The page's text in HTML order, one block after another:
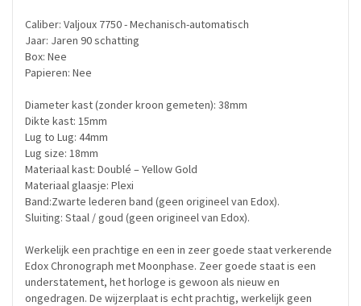
Caliber: Valjoux 7750 - Mechanisch-automatisch
Jaar: Jaren 90 schatting
Box: Nee
Papieren: Nee
Diameter kast (zonder kroon gemeten): 38mm
Dikte kast: 15mm
Lug to Lug: 44mm
Lug size: 18mm
Materiaal kast: Doublé – Yellow Gold
Materiaal glaasje: Plexi
Band:Zwarte lederen band (geen origineel van Edox).
Sluiting: Staal / goud (geen origineel van Edox).
Werkelijk een prachtige en een in zeer goede staat verkerende
Edox Chronograph met Moonphase. Zeer goede staat is een
understatement, het horloge is gewoon als nieuw en
ongedragen. De wijzerplaat is echt prachtig, werkelijk geen